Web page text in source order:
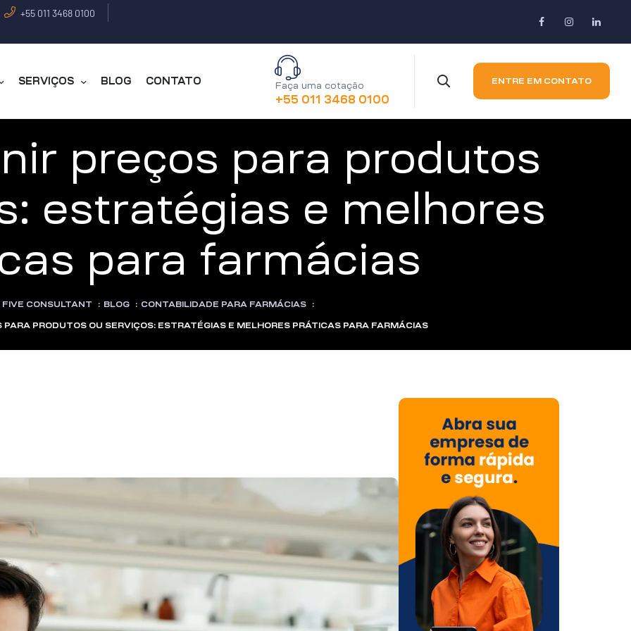
+55 011 3468 0100
SERVIÇOS BLOG CONTATO Faça uma cotação
+55 011 3468 0100
ENTRE EM CONTATO
preços para produtos
estratégias e melhores
para farmácias
FIVE CONSULTANT : BLOG : CONTABILIDADE PARA FARMÁCIAS :
PARA PRODUTOS OU SERVIÇOS: ESTRATÉGIAS E MELHORES PRÁTICAS PARA FARMÁCIAS